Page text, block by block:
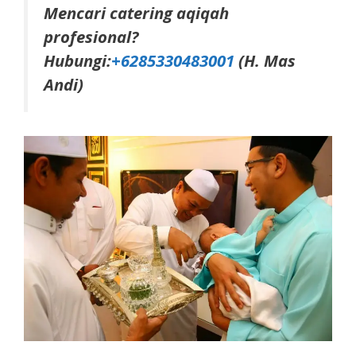
Mencari catering aqiqah
profesional?
Hubungi:+6285330483001 (H. Mas
Andi)